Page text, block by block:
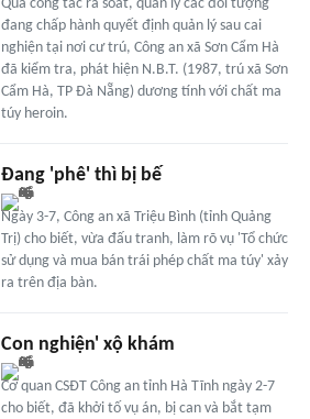
Qua công tác rà soát, quản lý các đối tượng
đang chấp hành quyết định quản lý sau cai
nghiện tại nơi cư trú, Công an xã Sơn Cẩm Hà
đã kiểm tra, phát hiện N.B.T. (1987, trú xã Sơn
Cẩm Hà, TP Đà Nẵng) dương tính với chất ma
túy heroin.
Đang 'phê' thì bị bế
Ngày 3-7, Công an xã Triệu Bình (tỉnh Quảng
Trị) cho biết, vừa đấu tranh, làm rõ vụ 'Tổ chức
sử dụng và mua bán trái phép chất ma túy' xảy
ra trên địa bàn.
Con nghiện' xộ khám
Cơ quan CSĐT Công an tỉnh Hà Tĩnh ngày 2-7
cho biết, đã khởi tố vụ án, bị can và bắt tạm